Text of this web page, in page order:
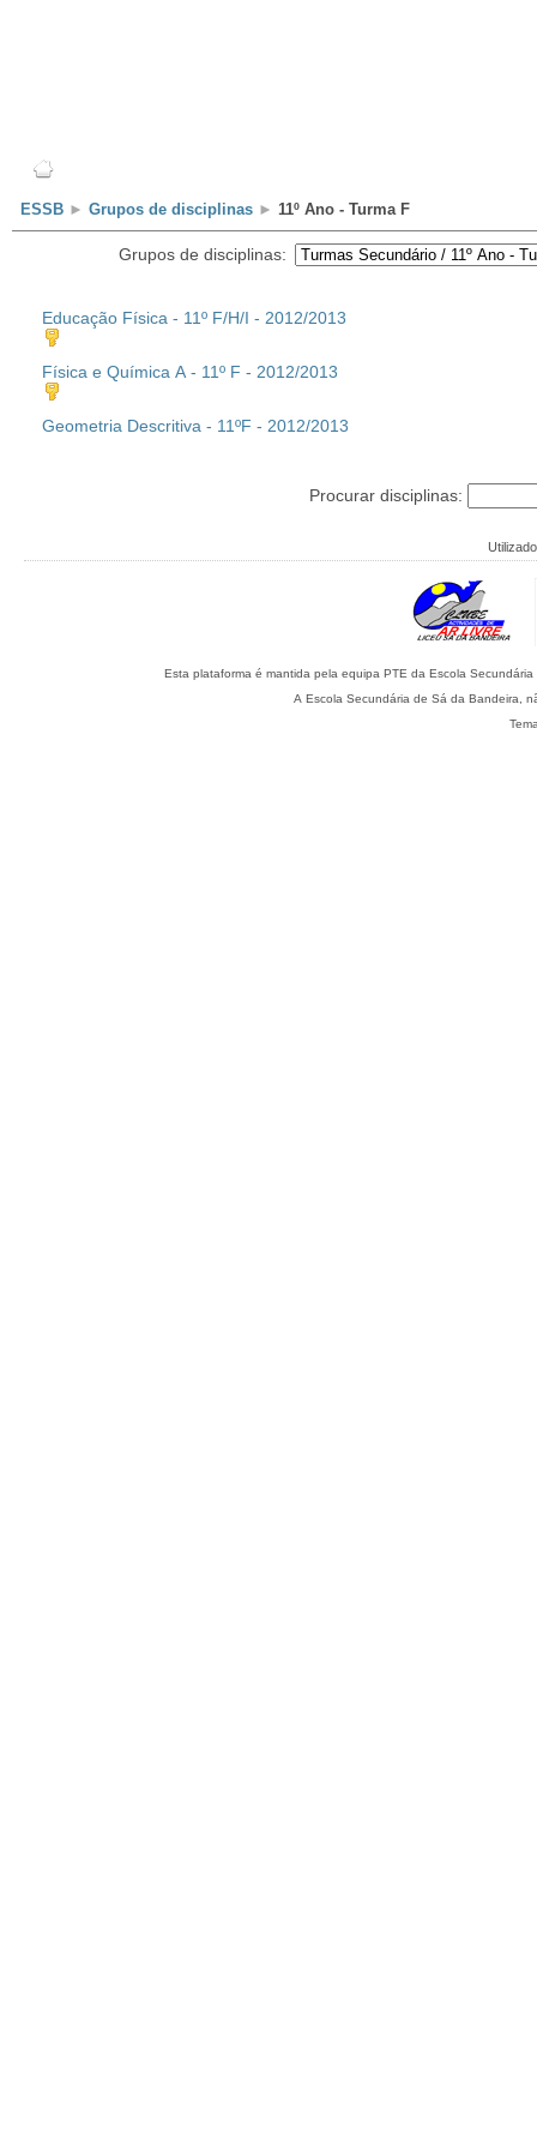
ESSB ► Grupos de disciplinas ► 11º Ano - Turma F
Grupos de disciplinas:
Educação Física - 11º F/H/I - 2012/2013
Física e Química A - 11º F - 2012/2013
Geometria Descritiva - 11ºF - 2012/2013
Procurar disciplinas:
A Escola Secundária de Sá da Bandeira,